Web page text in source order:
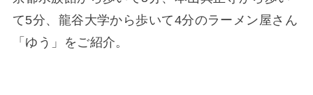
て5分、龍谷大学から歩いて4分のラーメン屋さん
「ゆう」をご紹介。